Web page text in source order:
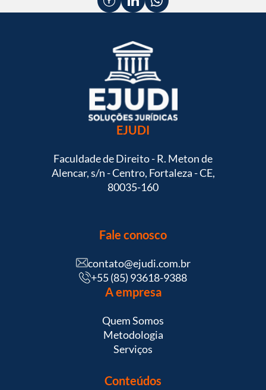
EJUDI
Faculdade de Direito - R. Meton de
Alencar, s/n - Centro, Fortaleza - CE,
80035-160
Fale conosco
contato@ejudi.com.br
+55 (85) 93618-9388
A empresa
Quem Somos
Metodologia
Serviços
Conteúdos